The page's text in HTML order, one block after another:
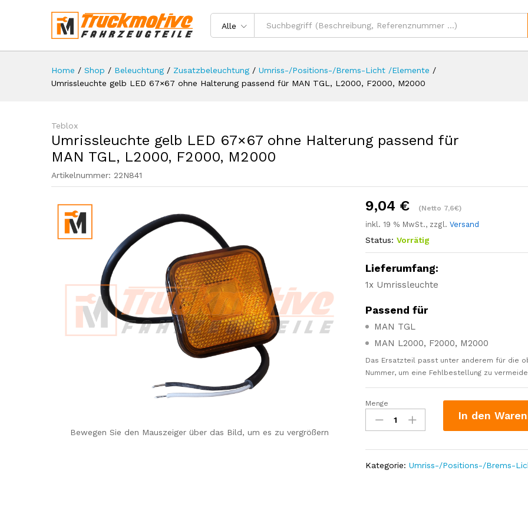
Alle
Home / Shop / Beleuchtung / Zusatzbeleuchtung / Umriss-/Positions-/Brems-Licht /Elemente /
Umrissleuchte gelb LED 67×67 ohne Halterung passend für MAN TGL, L2000, F2000, M2000
Teblox
Umrissleuchte gelb LED 67×67 ohne Halterung passend für
MAN TGL, L2000, F2000, M2000
Artikelnummer: 22N841
Bewegen Sie den Mauszeiger über das Bild, um es zu vergrößern
9,04 € (Netto 7,6€)
inkl. 19 % MwSt., zzgl.Versand
Status: Vorrätig
Lieferumfang:
1x Umrissleuchte
Passend für
MAN TGL
MAN L2000, F2000, M2000
Das Ersatzteil passt unter anderem für die
Nummer, um eine Fehlbestellung zu
Umrissleuchte
gelb
LED
Halterung
Menge
In den
Kategorie:Umriss-/Positions-/Brems-
L2000, F2000, M2000
Beschreibung Spezifikation Rezensionen (0)